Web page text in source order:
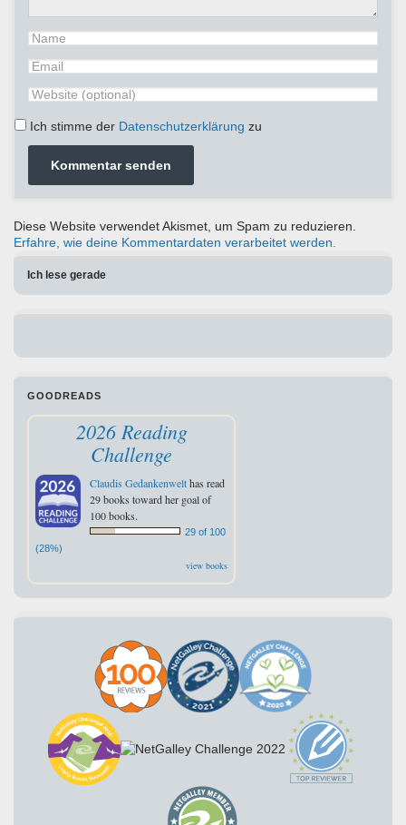
Ich stimme der Datenschutzerklärung zu
Diese Website verwendet Akismet, um Spam zu reduzieren.
Erfahre, wie deine Kommentardaten verarbeitet werden.
Ich lese gerade
GOODREADS
2026 Reading
Challenge
Claudis Gedankenwelthas read
29 books toward her goal of
100 books.
29 of 100
(28%)
view books